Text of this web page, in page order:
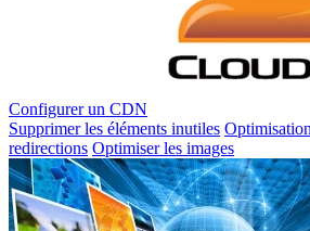
Configurer un CDN
Supprimer les éléments inutiles
redirections Optimiser les images